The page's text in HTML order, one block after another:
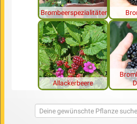
Brombeerspezialitäten
Allackerbeere